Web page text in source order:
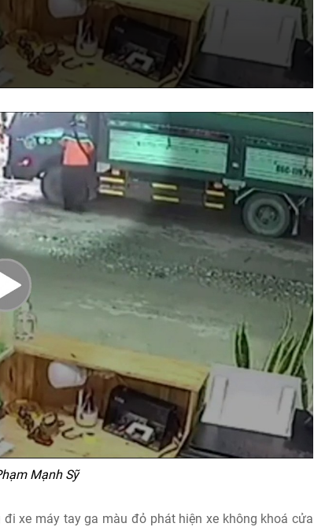
Mạnh Sỹ
xe máy tay ga màu đỏ phát hiện xe không khoá cửa